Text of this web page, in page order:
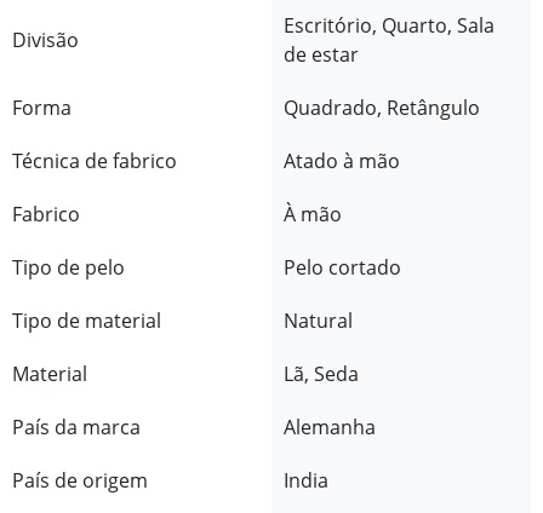
Divisão
Escritório, Quarto, Sala
de estar
Forma
Quadrado, Retângulo
Técnica de fabrico
Atado à mão
Fabrico
À mão
Tipo de pelo
Pelo cortado
Tipo de material
Natural
Material
Lã, Seda
País da marca
Alemanha
País de origem
India